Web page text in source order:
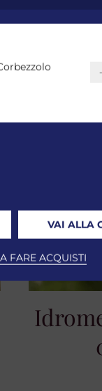
-
VAI ALLA
FARE ACQUISTI